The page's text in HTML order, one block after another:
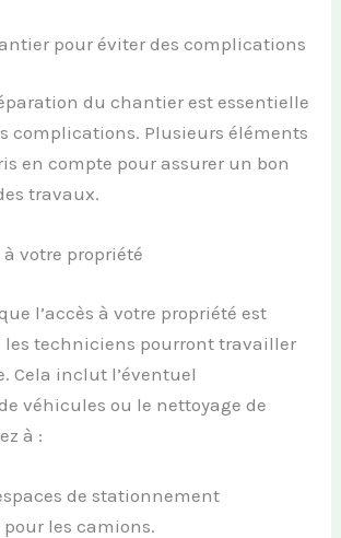
pour éviter des complications
du chantier est essentielle
complications. Plusieurs éléments
en compte pour assurer un bon
travaux.
à votre propriété
l’accès à votre propriété est
les techniciens pourront travailler
Cela inclut l’éventuel
véhicules ou le nettoyage de
à :
de stationnement
les camions.